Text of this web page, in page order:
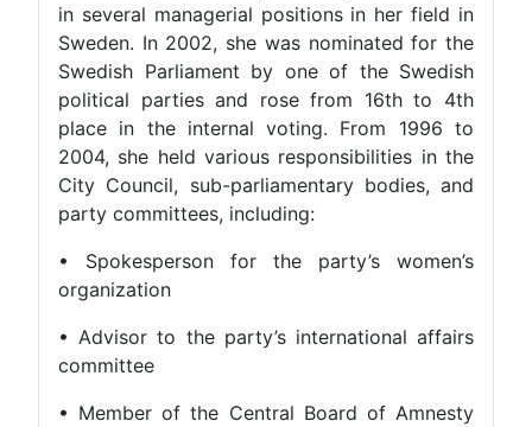
in several managerial positions in her field in
Sweden. In 2002, she was nominated for the
Swedish Parliament by one of the Swedish
political parties and rose from 16th to 4th
place in the internal voting. From 1996 to
2004, she held various responsibilities in the
City Council, sub-parliamentary bodies, and
party committees, including:
• Spokesperson for the party’s women’s
organization
• Advisor to the party’s international affairs
committee
• Member of the Central Board of Amnesty